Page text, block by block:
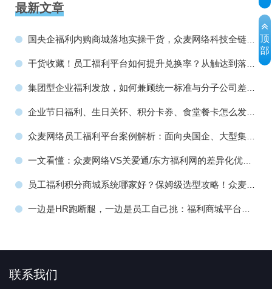
最新文章
国央企福利内购商城落地实操干货，众麦网络科技全链路
干货收藏！员工福利平台如何提升兑换率？从触达到落地
集团型企业福利发放，如何兼顾统一标准与分子公司差异
企业节日福利、生日关怀、积分卡券、食堂餐卡怎么发？
众麦网络员工福利平台案例解析：面向央国企、大型集
一文看懂：众麦网络VS关爱通/东方福利网的差异化优
员工福利积分商城系统哪家好？保姆级选型攻略！众麦网
一边是HR跑断腿，一边是员工自己挑：福利商城平台凭
联系我们
顶
部